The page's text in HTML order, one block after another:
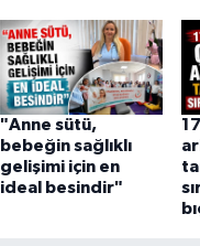
"Anne sütü,
bebeğin sağlıklı
gelişimi için en
ideal besindir"